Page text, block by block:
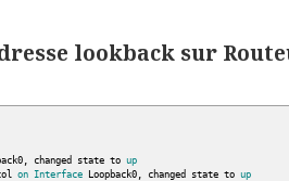
lookback sur
changed state toup
on Interface Loopback0, changed state toup